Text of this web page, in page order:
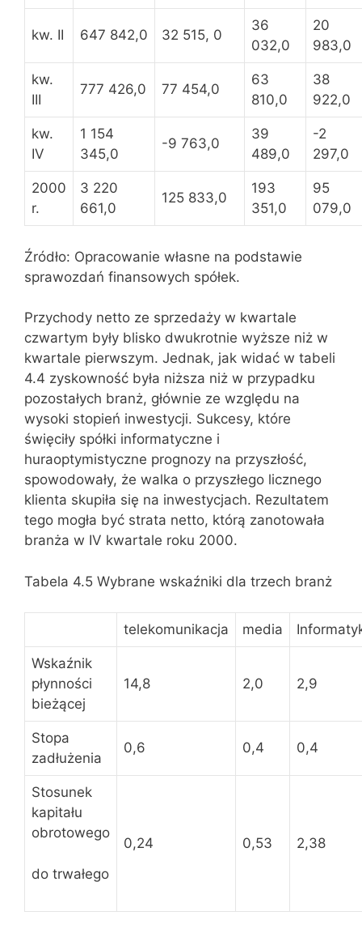
kw. II 647 842,0 32 515, 0
36
032,0
20
983,0
kw.
III
777 426,0 77 454,0
63
810,0
38
922,0
kw.
IV
1 154
345,0
-9 763,0
39
489,0
-2
297,0
2000
r.
3 220
661,0
125 833,0
193
351,0
95
079,0
Źródło: Opracowanie własne na podstawie
sprawozdań finansowych spółek.
Przychody netto ze sprzedaży w kwartale
czwartym były blisko dwukrotnie wyższe niż w
kwartale pierwszym. Jednak, jak widać w tabeli
4.4 zyskowność była niższa niż w przypadku
pozostałych branż, głównie ze względu na
wysoki stopień inwestycji. Sukcesy, które
święciły spółki informatyczne i
huraoptymistyczne prognozy na przyszłość,
spowodowały, że walka o przyszłego licznego
klienta skupiła się na inwestycjach. Rezultatem
tego mogła być strata netto, którą zanotowała
branża w IV kwartale roku 2000.
Tabela 4.5 Wybrane wskaźniki dla trzech branż
telekomunikacja media
Wskaźnik
płynności
bieżącej
14,8 2,0 2,9
Stopa
zadłużenia
0,6 0,4 0,4
Stosunek
kapitału
obrotowego
do trwałego
0,24 0,53 2,38